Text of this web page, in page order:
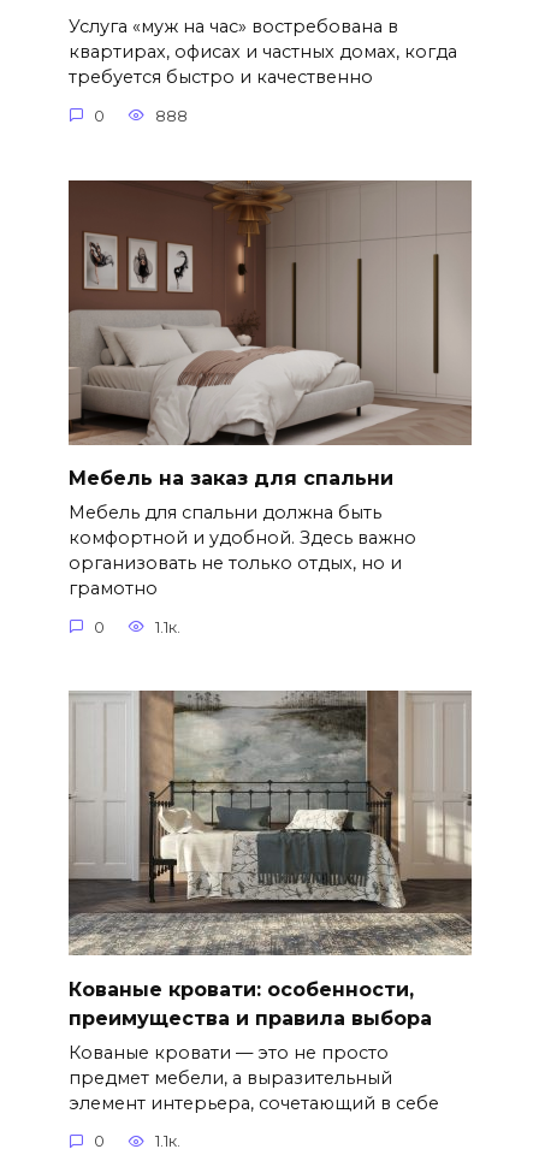
Услуга «муж на час» востребована в
квартирах, офисах и частных домах, когда
требуется быстро и качественно
0 888
Мебель на заказ для спальни
Мебель для спальни должна быть
комфортной и удобной. Здесь важно
организовать не только отдых, но и
грамотно
0 1.1к.
Кованые кровати: особенности,
преимущества и правила выбора
Кованые кровати — это не просто
предмет мебели, а выразительный
элемент интерьера, сочетающий в себе
0 1.1к.